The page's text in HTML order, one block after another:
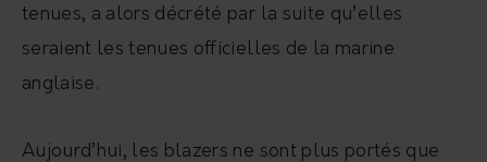
tenues, a alors décrété par la suite qu’elles
seraient les tenues officielles de la marine
anglaise.
Aujourd’hui, les blazers ne sont plus portés que